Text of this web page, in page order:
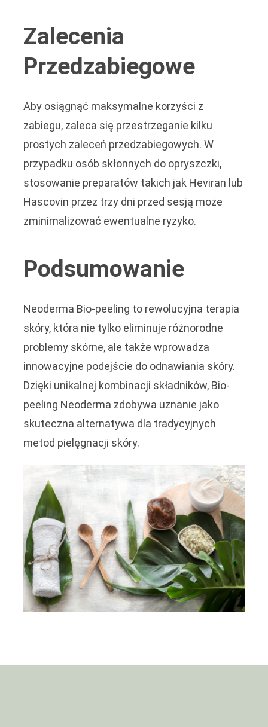
Zalecenia
Przedzabiegowe
Aby osiągnąć maksymalne korzyści z
zabiegu, zaleca się przestrzeganie kilku
prostych zaleceń przedzabiegowych. W
przypadku osób skłonnych do opryszczki,
stosowanie preparatów takich jak Heviran lub
Hascovin przez trzy dni przed sesją może
zminimalizować ewentualne ryzyko.
Podsumowanie
Neoderma Bio-peeling to rewolucyjna terapia
skóry, która nie tylko eliminuje różnorodne
problemy skórne, ale także wprowadza
innowacyjne podejście do odnawiania skóry.
Dzięki unikalnej kombinacji składników, Bio-
peeling Neoderma zdobywa uznanie jako
skuteczna alternatywa dla tradycyjnych
metod pielęgnacji skóry.